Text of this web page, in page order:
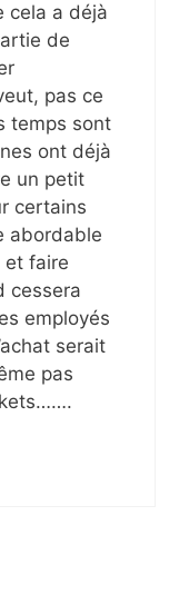
cela a déjà
de
pas ce
temps sont
ont déjà
un petit
certains
abordable
et faire
cessera
employés
serait
pas